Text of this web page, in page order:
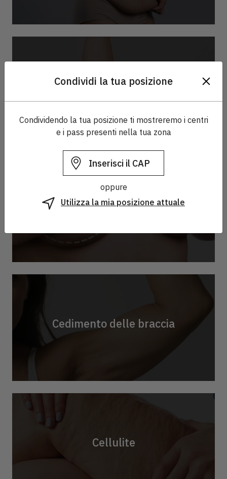
Cedimento cutaneo
Cedimento del seno
Cedimento delle braccia
Cellulite
Condividi la tua posizione
Condividendo la tua posizione ti mostreremo i centri
e i pass presenti nella tua zona
oppure
Utilizza la mia posizione attuale
Vuoi ricevere in anticipo le promo attive
vicino a te?
Seleziona la Città*
Ricevi informazioni su promozioni ed iniziative
relative ai prodotti del mondo Beauty Passport.*
della nostrainformativa sulla privacy. Puoi
revocare i consensi in qualsiasi momento.*